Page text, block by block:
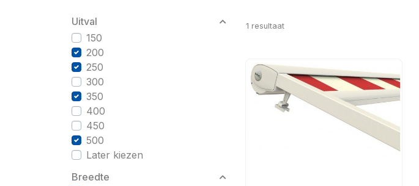
Uitval
150
200
250
300
350
400
450
500
Later kiezen
Breedte
1 resultaat